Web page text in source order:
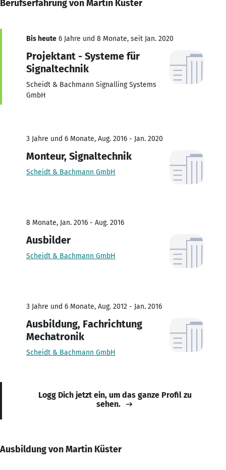
Berufserfahrung von Martin Küster
Bis heute 6 Jahre und 8 Monate, seit Jan. 2020
Projektant - Systeme für
Signaltechnik
Scheidt & Bachmann Signalling Systems
GmbH
3 Jahre und 6 Monate, Aug. 2016 - Jan. 2020
Monteur, Signaltechnik
Scheidt & Bachmann GmbH
8 Monate, Jan. 2016 - Aug. 2016
Ausbilder
Scheidt & Bachmann GmbH
3 Jahre und 6 Monate, Aug. 2012 - Jan. 2016
Ausbildung, Fachrichtung
Mechatronik
Scheidt & Bachmann GmbH
Logg Dich jetzt ein, um das ganze Profil zu
sehen.
Ausbildung von Martin Küster